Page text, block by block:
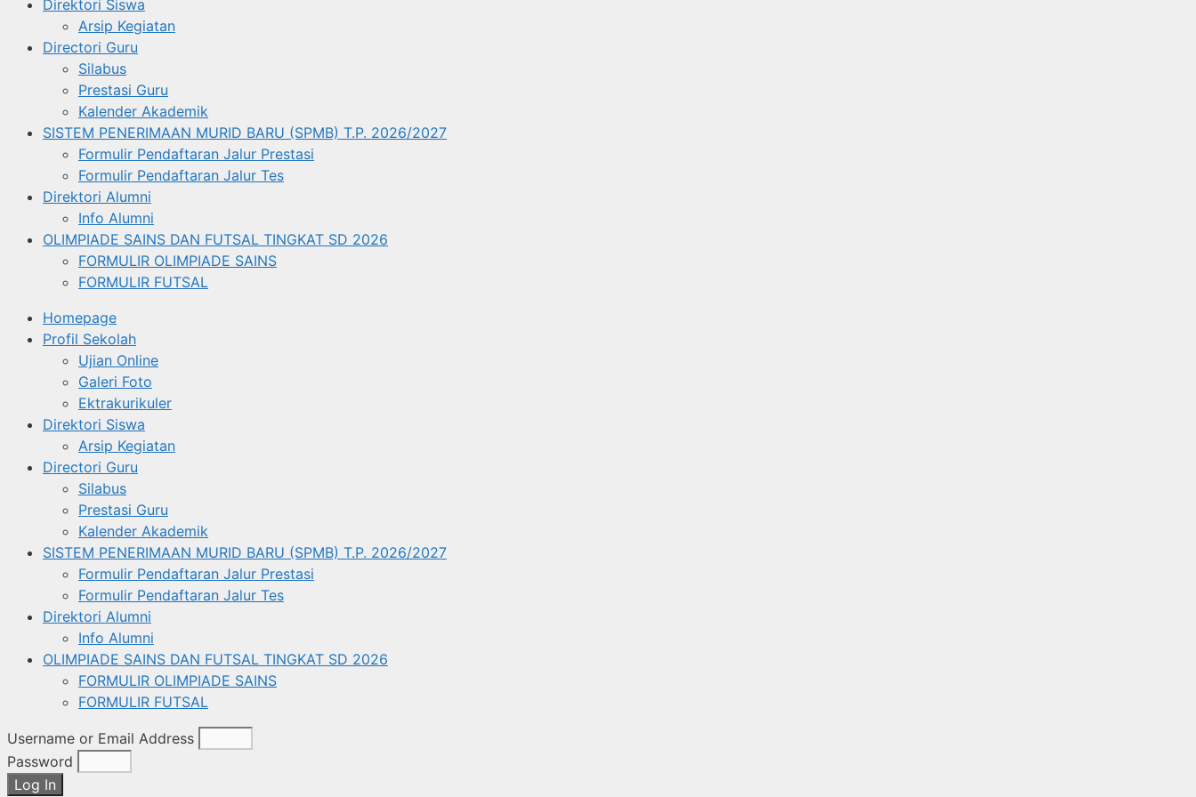
Direktori Siswa
Arsip Kegiatan
Directori Guru
Silabus
Prestasi Guru
Kalender Akademik
SISTEM PENERIMAAN MURID BARU (SPMB) T.P. 2026/2027
Formulir Pendaftaran Jalur Prestasi
Formulir Pendaftaran Jalur Tes
Direktori Alumni
Info Alumni
OLIMPIADE SAINS DAN FUTSAL TINGKAT SD 2026
FORMULIR OLIMPIADE SAINS
FORMULIR FUTSAL
Homepage
Profil Sekolah
Ujian Online
Galeri Foto
Ektrakurikuler
Direktori Siswa
Arsip Kegiatan
Directori Guru
Silabus
Prestasi Guru
Kalender Akademik
SISTEM PENERIMAAN MURID BARU (SPMB) T.P. 2026/2027
Formulir Pendaftaran Jalur Prestasi
Formulir Pendaftaran Jalur Tes
Direktori Alumni
Info Alumni
OLIMPIADE SAINS DAN FUTSAL TINGKAT SD 2026
FORMULIR OLIMPIADE SAINS
FORMULIR FUTSAL
Username or Email Address
Password
Log In